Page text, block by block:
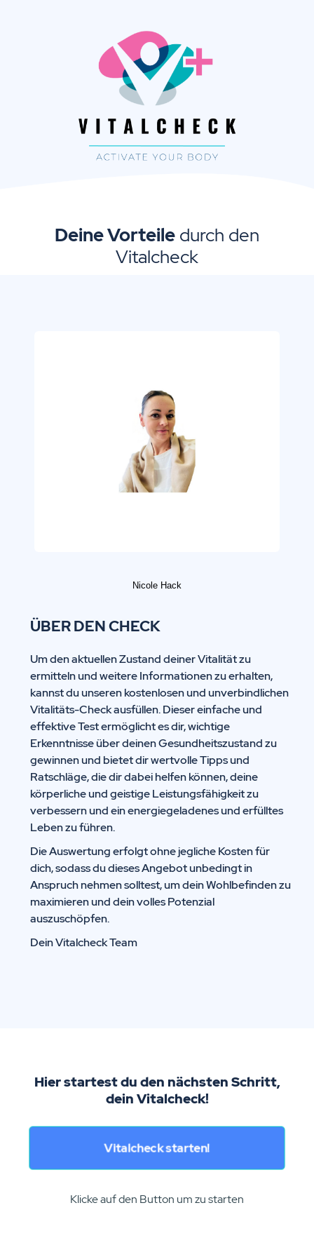
Deine Vorteile durch den
Vitalcheck
Nicole Hack
ÜBER DEN CHECK
Um den aktuellen Zustand deiner Vitalität zu
ermitteln und weitere Informationen zu erhalten,
kannst du unseren kostenlosen und unverbindlichen
Vitalitäts-Check ausfüllen. Dieser einfache und
effektive Test ermöglicht es dir, wichtige
Erkenntnisse über deinen Gesundheitszustand zu
gewinnen und bietet dir wertvolle Tipps und
Ratschläge, die dir dabei helfen können, deine
körperliche und geistige Leistungsfähigkeit zu
verbessern und ein energiegeladenes und erfülltes
Leben zu führen.
Die Auswertung erfolgt ohne jegliche Kosten für
dich, sodass du dieses Angebot unbedingt in
Anspruch nehmen solltest, um dein Wohlbefinden zu
maximieren und dein volles Potenzial
auszuschöpfen.
Dein Vitalcheck Team
Hier startest du den nächsten Schritt,
dein Vitalcheck!
Vitalcheck starten!
Klicke auf den Button um zu starten